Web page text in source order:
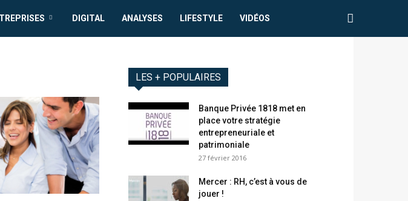
DIGITAL ANALYSES LIFESTYLE VIDÉOS
LES + POPULAIRES
Banque Privée 1818 met en
place votre stratégie
entrepreneuriale et
patrimoniale
27 février 2016
Mercer : RH, c’est à vous de
jouer !